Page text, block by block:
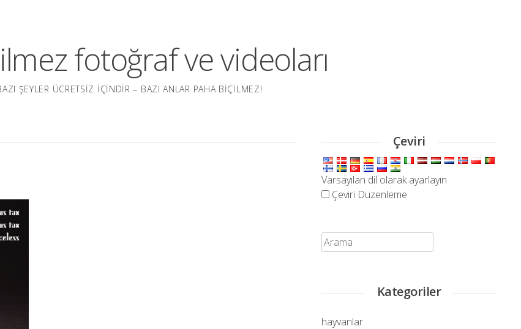
fotoğraf ve videoları
ŞEYLER ÜCRETSIZ IÇINDIR – BAZI ANLAR PAHA BIÇILMEZ!
Çeviri
Varsayılan dil olarak ayarlayın
Çeviri Düzenleme
Ara:
Kategoriler
hayvanlar